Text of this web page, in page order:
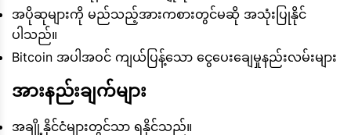
အပိုဆုများကို မည်သည့်အားကစားတွင်မဆို အသုံးပြုနိုင်
ပါသည်။
Bitcoin အပါအဝင် ကျယ်ပြန့်သော ငွေပေးချေမှုနည်းလမ်းများ
အားနည်းချက်များ
အချို့နိုင်ငံများတွင်သာ ရနိုင်သည်။